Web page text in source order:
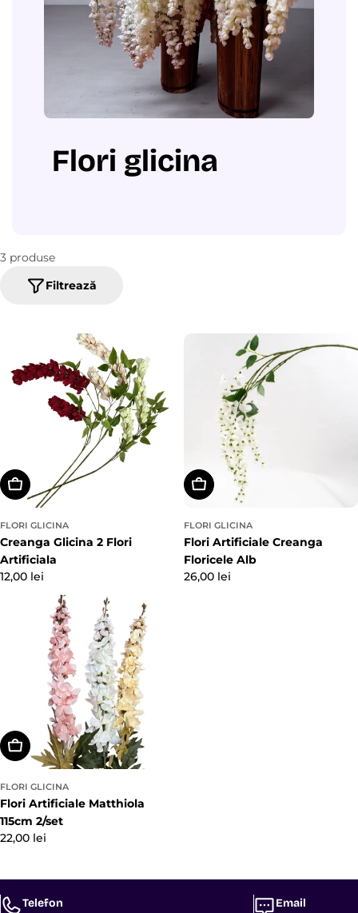
Flori glicina
3 produse
Filtrează
Alegeți Opțiunile
FLORI GLICINA
Creanga Glicina 2 Flori
Artificiala
Preț
12,00 lei
Adaugă In Coş
FLORI GLICINA
Flori Artificiale Creanga
Floricele Alb
Preț
26,00 lei
Alegeți Opțiunile
FLORI GLICINA
Flori Artificiale Matthiola
115cm 2/set
Preț
22,00 lei
Telefon Email